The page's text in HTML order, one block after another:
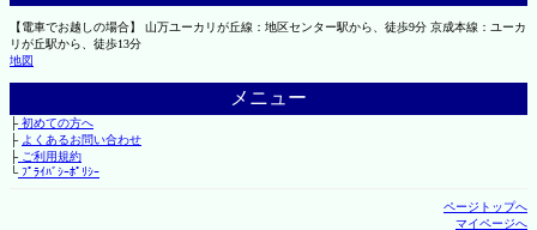
【電車でお越しの場合】 山万ユーカリが丘線：地区センター駅から、徒歩9分 京成本線：ユーカ
リが丘駅から、徒歩13分
地図
メニュー
├初めての方へ
├ よくあるお問い合わせ
├ご利用規約
└ﾌﾟﾗｲﾊﾞｼｰﾎﾟﾘｼｰ
ページトップへ
マイページへ